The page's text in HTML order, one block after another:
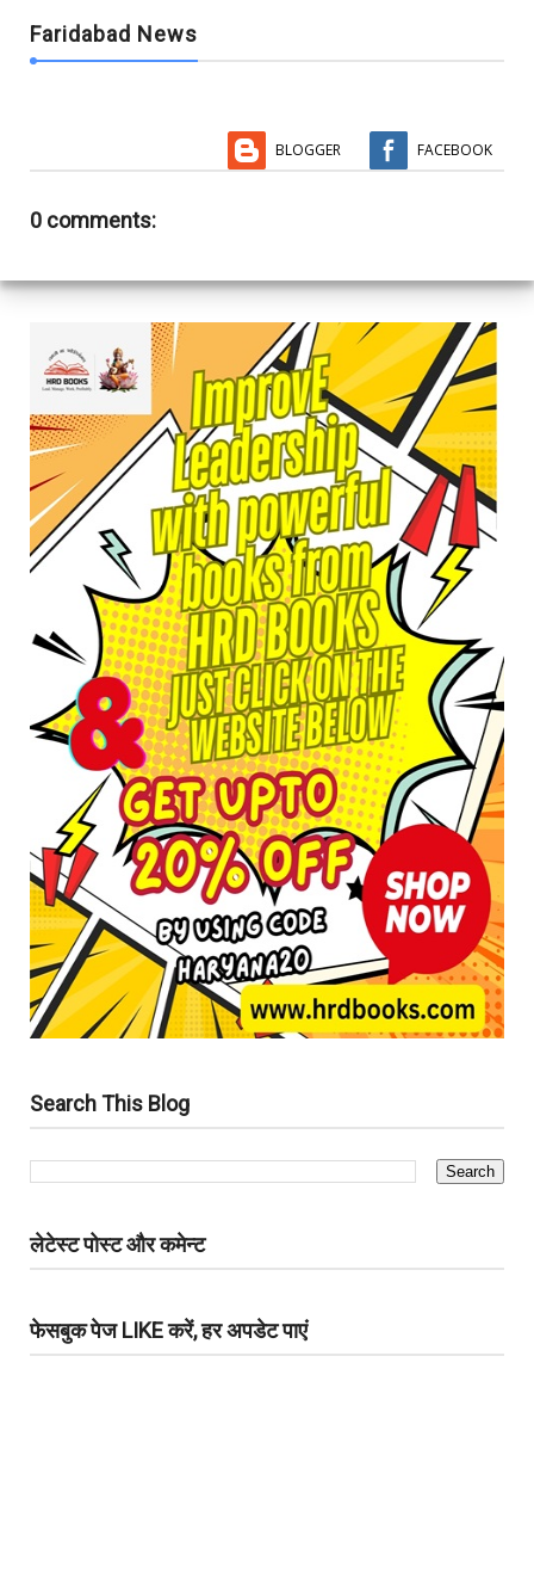
Faridabad News
BLOGGER FACEBOOK
0 comments:
Search This Blog
लेटेस्ट पोस्ट और कमेन्ट
फेसबुक पेज LIKE करें, हर अपडेट पाएं